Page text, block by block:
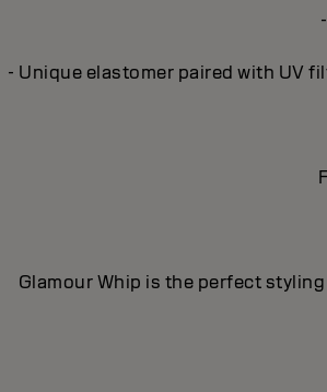
- Unique elastomer paired with UV
Glamour Whip is the perfect